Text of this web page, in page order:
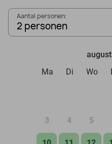
Aantal personen:
2 personen
Ma
Di Wo
3 4 5